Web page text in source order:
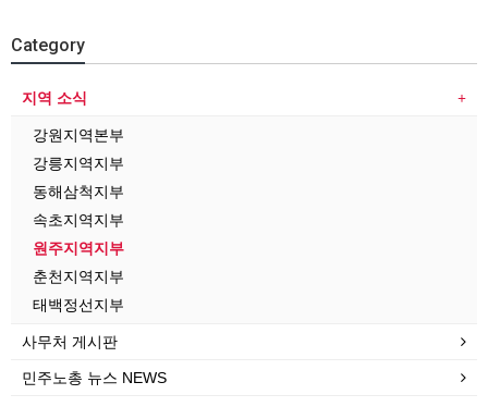
Category
지역 소식
강원지역본부
강릉지역지부
동해삼척지부
속초지역지부
원주지역지부
춘천지역지부
태백정선지부
사무처 게시판
민주노총 뉴스 NEWS